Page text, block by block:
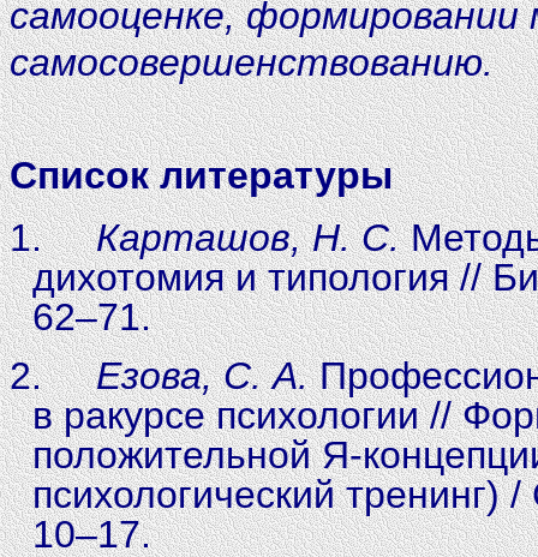
самооценке, формировании
самосовершенствованию.
Список литературы
1.
Карташов, Н. С.
дихотомия и типология //
62–71.
2.
Езова, С. А.
в ракурсе психологии //
положительной Я-
психологический
10–17.